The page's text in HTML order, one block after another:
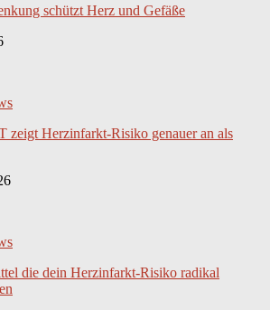
schützt Herz und Gefäße
zeigt Herzinfarkt-Risiko genauer an als
die dein Herzinfarkt-Risiko radikal